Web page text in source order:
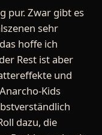
pur. Zwar gibt es
sehr
hoffe ich
Rest ist aber
und
Kids
dazu, die